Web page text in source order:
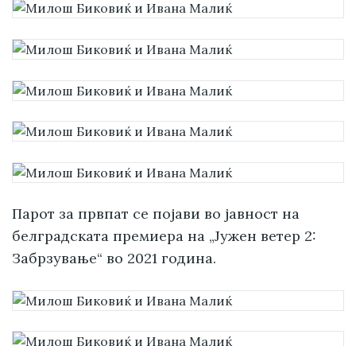
Парот за првпат се појави во јавност на
белградската премиера на „Јужен ветер 2:
Забрзување“ во 2021 година.